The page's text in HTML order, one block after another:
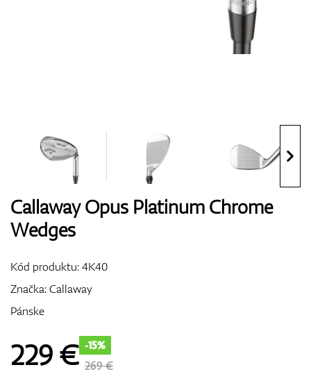
Bagy
Callaway Opus Platinum Chrome
Wedges
Kód produktu:4K40
Značka:Callaway
Pánske
229€ -15%
269 €